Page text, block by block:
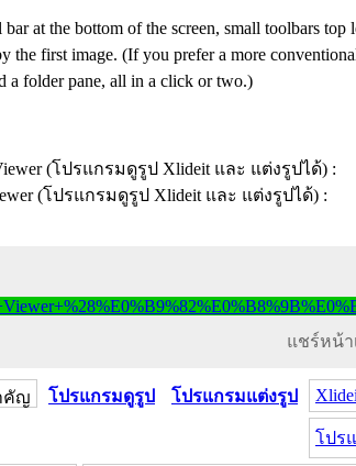
bar at the bottom of the screen, small toolbars
the first image. (If you prefer a more
a folder pane, all in a click or two.)
แชร์หน้า
คัญ โปรแกรมดูรูป โปรแกรมแต่งรูป
โปร